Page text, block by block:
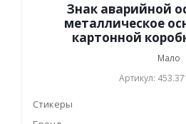
Знак аварийной
металлическое
картонной
Мало
Артикул:
Стикеры